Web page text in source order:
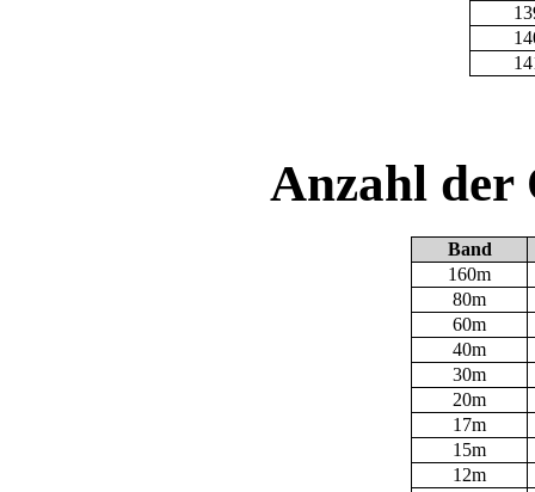
Anzahl der
Band
160m
80m
60m
40m
30m
20m
17m
15m
12m